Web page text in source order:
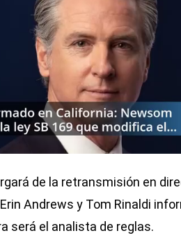
de la retransmisión en
Andrews y Tom Rinaldi
será el analista de reglas.